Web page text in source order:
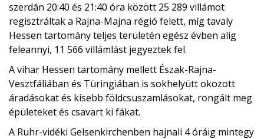
szerdán 20:40 és 21:40 óra között 25 289 villámot
regisztráltak a Rajna-Majna régió felett, míg tavaly
Hessen tartomány teljes területén egész évben alig
feleannyi, 11 566 villámlást jegyeztek fel.
A vihar Hessen tartomány mellett Észak-Rajna-
Vesztfáliában és Türingiában is sokhelyütt okozott
áradásokat és kisebb földcsuszamlásokat, rongált meg
épületeket és csavart ki fákat.
A Ruhr-vidéki Gelsenkirchenben hajnali 4 óráig mintegy